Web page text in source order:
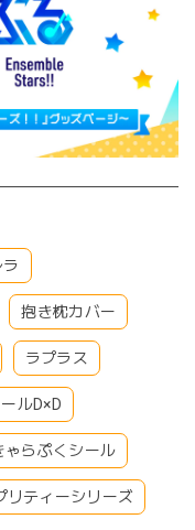
抱き枕カバー
ラプラス
ルD×D
ゃらぷくシール
リティーシリーズ